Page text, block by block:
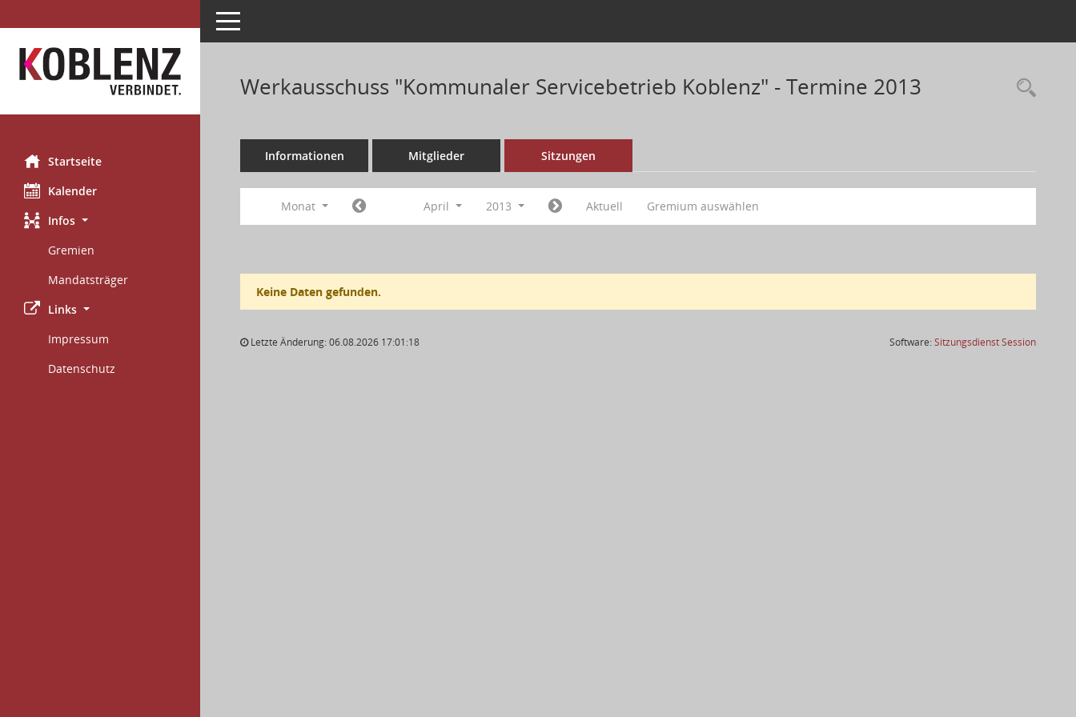
Startseite
Kalender
Infos
Gremien
Mandatsträger
Links
Impressum
Datenschutz
Toggle navigation
Werkausschuss "Kommunaler Servicebetrieb Koblenz" - Termine 2013
Informationen Mitglieder Sitzungen
Monat April 2013 Aktuell Gremium auswählen
Keine Daten gefunden.
Letzte Änderung: 06.08.2026 17:01:18 Software:SitzungsdienstSession(Wird in